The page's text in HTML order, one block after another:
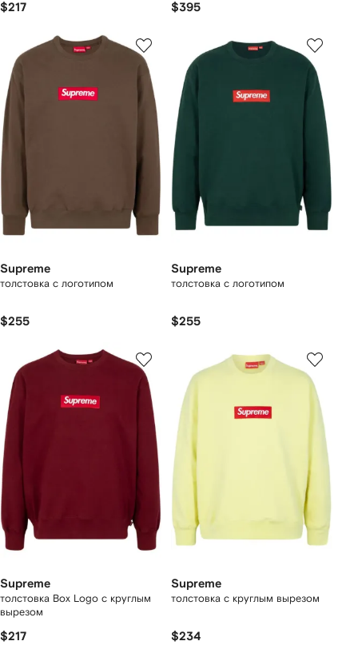
$217 $395
Supreme
толстовка с логотипом
$255
Supreme
толстовка с логотипом
$255
Supreme
толстовка Box Logo с круглым
вырезом
$217
Supreme
толстовка с круглым вырезом
$234